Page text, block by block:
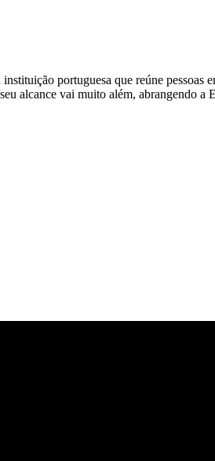
portuguesa que reúne pessoas
alcance vai muito além, abrangendo